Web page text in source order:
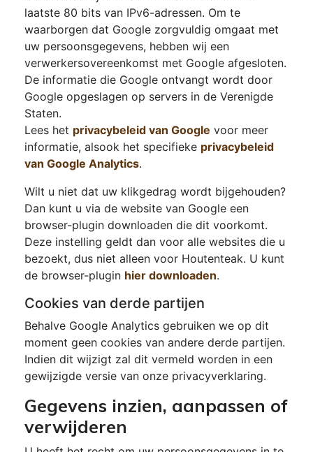
laatste 80 bits van IPv6-adressen. Om te
waarborgen dat Google zorgvuldig omgaat met
uw persoonsgegevens, hebben wij een
verwerkersovereenkomst met Google afgesloten.
De informatie die Google ontvangt wordt door
Google opgeslagen op servers in de Verenigde
Staten.
Lees het privacybeleid van Google voor meer
informatie, alsook het specifieke privacybeleid
van Google Analytics.
Wilt u niet dat uw klikgedrag wordt bijgehouden?
Dan kunt u via de website van Google een
browser-plugin downloaden die dit voorkomt.
Deze instelling geldt dan voor alle websites die u
bezoekt, dus niet alleen voor Houtenteak. U kunt
de browser-plugin hier downloaden.
Cookies van derde partijen
Behalve Google Analytics gebruiken we op dit
moment geen cookies van andere derde partijen.
Indien dit wijzigt zal dit vermeld worden in een
gewijzigde versie van onze privacyverklaring.
Gegevens inzien, aanpassen of
verwijderen